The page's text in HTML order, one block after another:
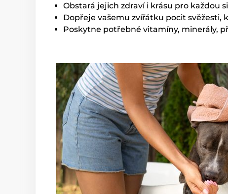
Obstará jejich zdraví i krásu pro každou
Dopřeje vašemu zvířátku pocit svěžesti,
Poskytne potřebné vitamíny, minerály,